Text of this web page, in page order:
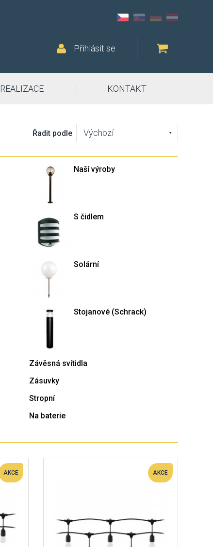
Přihlásit se
REALIZACE KONTAKT
Řadit podle Výchozí
Naší výroby
S čidlem
Solární
Stojanové (Schrack)
Závěsná svítidla
Zásuvky
Stropní
Na baterie
AKCE AKCE